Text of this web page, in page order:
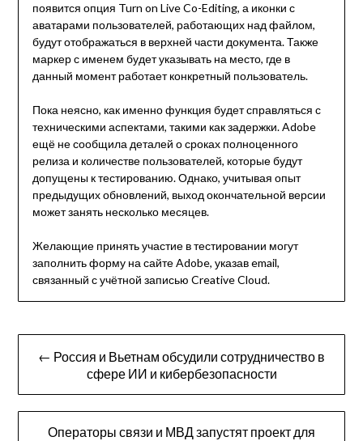
появится опция Turn on Live Co-Editing, а иконки с
аватарами пользователей, работающих над файлом,
будут отображаться в верхней части документа. Также
маркер с именем будет указывать на место, где в
данный момент работает конкретный пользователь.
Пока неясно, как именно функция будет справляться с
техническими аспектами, такими как задержки. Adobe
ещё не сообщила деталей о сроках полноценного
релиза и количестве пользователей, которые будут
допущены к тестированию. Однако, учитывая опыт
предыдущих обновлений, выход окончательной версии
может занять несколько месяцев.
Желающие принять участие в тестировании могут
заполнить форму на сайте Adobe, указав email,
связанный с учётной записью Creative Cloud.
Навигация
← Россия и Вьетнам обсудили сотрудничество в
сфере ИИ и кибербезопасности
Операторы связи и МВД запустят проект для